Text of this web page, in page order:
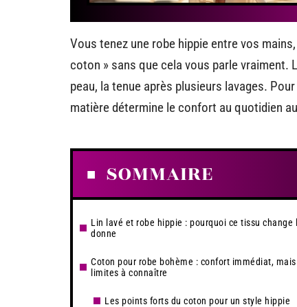
Vous tenez une robe hippie entre vos
coton » sans que cela vous parle
peau, la tenue après plusieurs lavages.
matière détermine le confort au quotidien
SOMMAIRE
Lin lavé et robe hippie : pourquoi ce tissu change
donne
Coton pour robe bohème : confort immédiat, mais
limites à connaître
Les points forts du coton pour un style hippie